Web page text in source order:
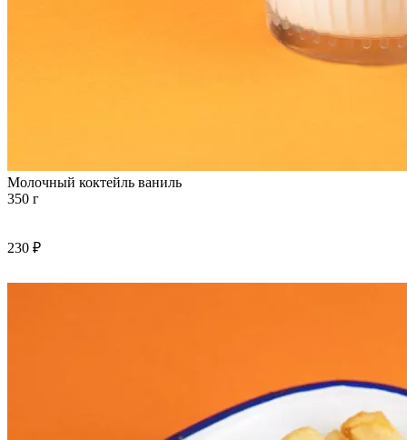
Молочный коктейль ваниль
350 г
230 ₽